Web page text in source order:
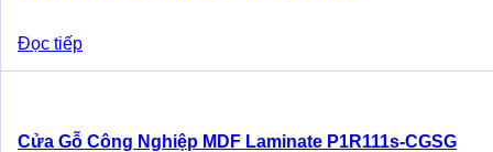
Đọc tiếp
Cửa Gỗ Công Nghiệp MDF Laminate P1R111s-CGSG